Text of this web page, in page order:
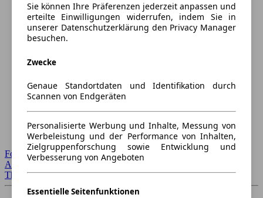
Forum Startseite
Alle Auto-Foren
Themen-Forum
Sie können Ihre Präferenzen jederzeit anpassen und
erteilte Einwilligungen widerrufen, indem Sie in
unserer Datenschutzerklärung den Privacy Manager
besuchen.
Zwecke
Genaue Standortdaten und Identifikation durch
Scannen von Endgeräten
Personalisierte Werbung und Inhalte, Messung von
Werbeleistung und der Performance von Inhalten,
Zielgruppenforschung sowie Entwicklung und
Verbesserung von Angeboten
Essentielle Seitenfunktionen